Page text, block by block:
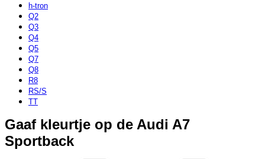
h-tron
Q2
Q3
Q4
Q5
Q7
Q8
R8
RS/S
TT
Gaaf kleurtje op de Audi A7
Sportback